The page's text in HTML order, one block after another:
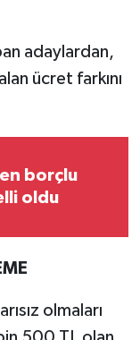
adaylardan,
ücret farkını
en borçlu
oldu
olmaları